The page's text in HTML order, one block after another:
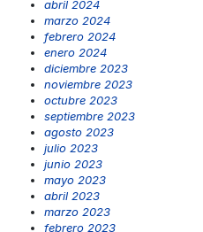
abril 2024
marzo 2024
febrero 2024
enero 2024
diciembre 2023
noviembre 2023
octubre 2023
septiembre 2023
agosto 2023
julio 2023
junio 2023
mayo 2023
abril 2023
marzo 2023
febrero 2023